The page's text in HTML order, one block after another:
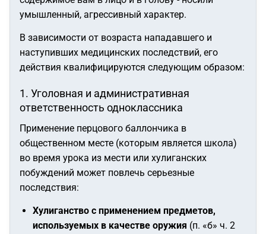
умышленный, агрессивный характер.
В зависимости от возраста нападавшего и
наступивших медицинских последствий, его
действия квалифицируются следующим образом:
1. Уголовная и административная
ответственность одноклассника
Применение перцового баллончика в
общественном месте (которым является школа)
во время урока из мести или хулиганских
побуждений может повлечь серьезные
последствия:
Хулиганство с применением предметов,
используемых в качестве оружия (п. «б» ч. 2